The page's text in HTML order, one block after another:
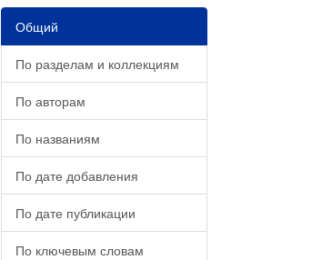
Общий
По разделам и коллекциям
По авторам
По названиям
По дате добавления
По дате публикации
По ключевым словам